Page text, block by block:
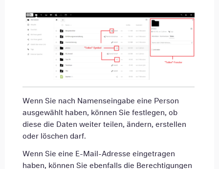
Wenn Sie nach Namenseingabe eine Person
ausgewählt haben, können Sie festlegen, ob
diese die Daten weiter teilen, ändern, erstellen
oder löschen darf.
Wenn Sie eine E-Mail-Adresse eingetragen
haben, können Sie ebenfalls die Berechtigungen